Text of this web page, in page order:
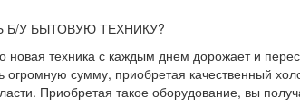
Б/У БЫТОВУЮ ТЕХНИКУ?
новая техника с каждым днем дорожает и
огромную сумму, приобретая качественный
Приобретая такое оборудование, вы